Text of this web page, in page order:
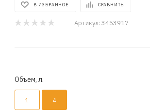
В ИЗБРАННОЕ СРАВНИТЬ
Артикул: 3453917
Объем, л.
1 4